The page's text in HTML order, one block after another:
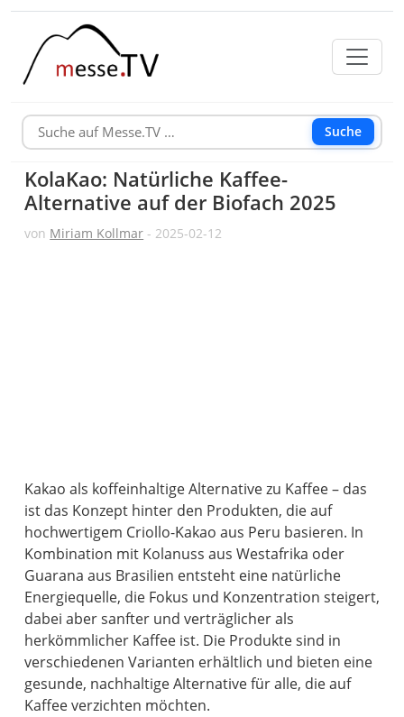
Suche
KolaKao: Natürliche Kaffee-
Alternative auf der Biofach 2025
von Miriam Kollmar - 2025-02-12
Kakao als koffeinhaltige Alternative zu Kaffee – das
ist das Konzept hinter den Produkten, die auf
hochwertigem Criollo-Kakao aus Peru basieren. In
Kombination mit Kolanuss aus Westafrika oder
Guarana aus Brasilien entsteht eine natürliche
Energiequelle, die Fokus und Konzentration steigert,
dabei aber sanfter und verträglicher als
herkömmlicher Kaffee ist. Die Produkte sind in
verschiedenen Varianten erhältlich und bieten eine
gesunde, nachhaltige Alternative für alle, die auf
Kaffee verzichten möchten.